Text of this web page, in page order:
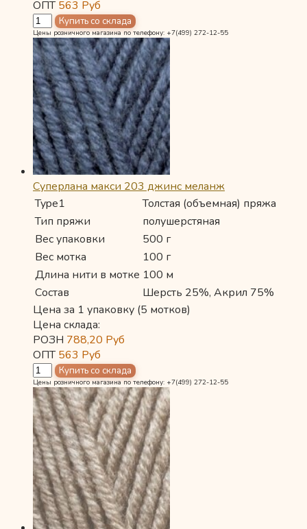
ОПТ563 Руб
Цены розничного магазина по телефону: +7(499) 272-12-55
Суперлана макси 203 джинс меланж
Type1
Толстая (объемная) пряжа
Тип пряжи
полушерстяная
Вес упаковки
500 г
Вес мотка
100 г
Длина нити в мотке 100 м
Состав
Шерсть 25%, Акрил 75%
Цена за 1 упаковку (5 мотков)
Цена склада:
РОЗН 788,20 Руб
ОПТ563 Руб
Цены розничного магазина по телефону: +7(499) 272-12-55